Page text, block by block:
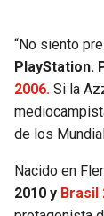
“No siento
PlayStation.
2006. Si la
de los
Nacido en
2010 y Brasil